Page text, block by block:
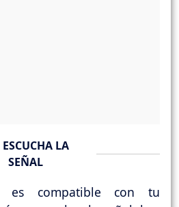
LA
SEÑAL
es compatible con tu